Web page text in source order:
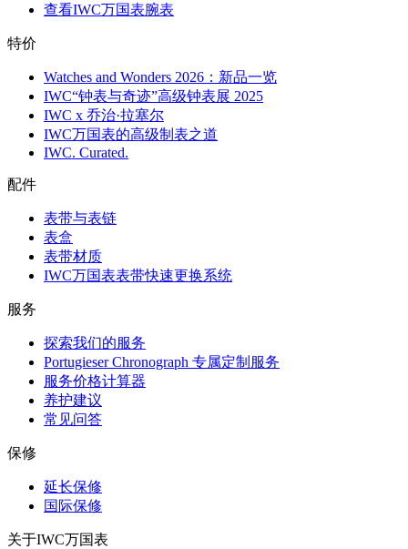
查看IWC万国表腕表
特价
Watches and Wonders 2026：新品一览
IWC“钟表与奇迹”高级钟表展 2025
IWC x 乔治·拉塞尔
IWC万国表的高级制表之道
IWC. Curated.
配件
表带与表链
表盒
表带材质
IWC万国表表带快速更换系统
服务
探索我们的服务
Portugieser Chronograph 专属定制服务
服务价格计算器
养护建议
常见问答
保修
延长保修
国际保修
关于IWC万国表